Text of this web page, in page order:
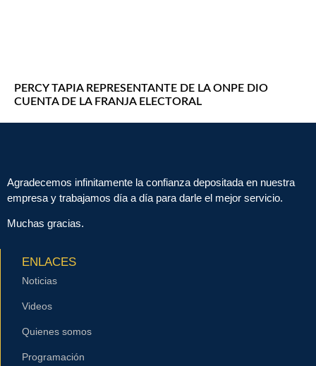
PERCY TAPIA REPRESENTANTE DE LA ONPE DIO
CUENTA DE LA FRANJA ELECTORAL
Agradecemos infinitamente la confianza depositada en nuestra
empresa y trabajamos día a día para darle el mejor servicio.
Muchas gracias.
ENLACES
Noticias
Videos
Quienes somos
Programación